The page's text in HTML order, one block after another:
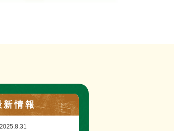
新情報
2025.8.31